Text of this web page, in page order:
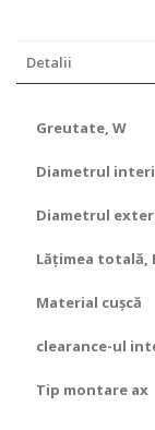
Detalii
parametrii
Greutate, W
Diametrul
Diametrul
Lățimea totală,
Material cușcă
clearance-ul
Tip montare ax